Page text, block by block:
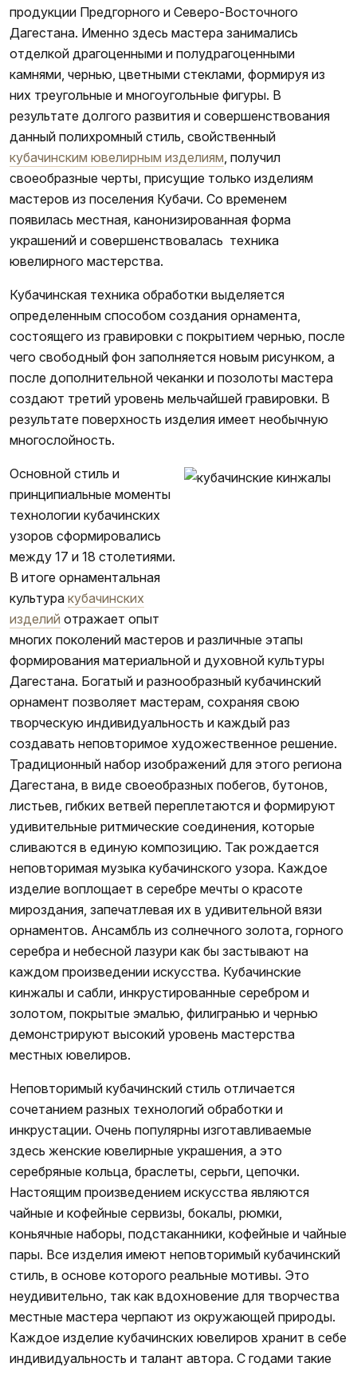
продукции Предгорного и Северо-Восточного
Дагестана. Именно здесь мастера занимались
отделкой драгоценными и полудрагоценными
камнями, чернью, цветными стеклами, формируя из
них треугольные и многоугольные фигуры. В
результате долгого развития и совершенствования
данный полихромный стиль, свойственный
кубачинским ювелирным изделиям, получил
своеобразные черты, присущие только изделиям
мастеров из поселения Кубачи. Со временем
появилась местная, канонизированная форма
украшений и совершенствовалась техника
ювелирного мастерства.
Кубачинская техника обработки выделяется
определенным способом создания орнамента,
состоящего из гравировки с покрытием чернью, после
чего свободный фон заполняется новым рисунком, а
после дополнительной чеканки и позолоты мастера
создают третий уровень мельчайшей гравировки. В
результате поверхность изделия имеет необычную
многослойность.
Основной стиль и
принципиальные моменты
технологии кубачинских
узоров сформировались
между 17 и 18 столетиями.
В итоге орнаментальная
культура кубачинских
изделий отражает опыт
многих поколений мастеров и различные этапы
формирования материальной и духовной культуры
Дагестана. Богатый и разнообразный кубачинский
орнамент позволяет мастерам, сохраняя свою
творческую индивидуальность и каждый раз
создавать неповторимое художественное решение.
Традиционный набор изображений для этого региона
Дагестана, в виде своеобразных побегов, бутонов,
листьев, гибких ветвей переплетаются и формируют
удивительные ритмические соединения, которые
сливаются в единую композицию. Так рождается
неповторимая музыка кубачинского узора. Каждое
изделие воплощает в серебре мечты о красоте
мироздания, запечатлевая их в удивительной вязи
орнаментов. Ансамбль из солнечного золота, горного
серебра и небесной лазури как бы застывают на
каждом произведении искусства. Кубачинские
кинжалы и сабли, инкрустированные серебром и
золотом, покрытые эмалью, филигранью и чернью
демонстрируют высокий уровень мастерства
местных ювелиров.
Неповторимый кубачинский стиль отличается
сочетанием разных технологий обработки и
инкрустации. Очень популярны изготавливаемые
здесь женские ювелирные украшения, а это
серебряные кольца, браслеты, серьги, цепочки.
Настоящим произведением искусства являются
чайные и кофейные сервизы, бокалы, рюмки,
коньячные наборы, подстаканники, кофейные и чайные
пары. Все изделия имеют неповторимый кубачинский
стиль, в основе которого реальные мотивы. Это
неудивительно, так как вдохновение для творчества
местные мастера черпают из окружающей природы.
Каждое изделие кубачинских ювелиров хранит в себе
индивидуальность и талант автора. С годами такие